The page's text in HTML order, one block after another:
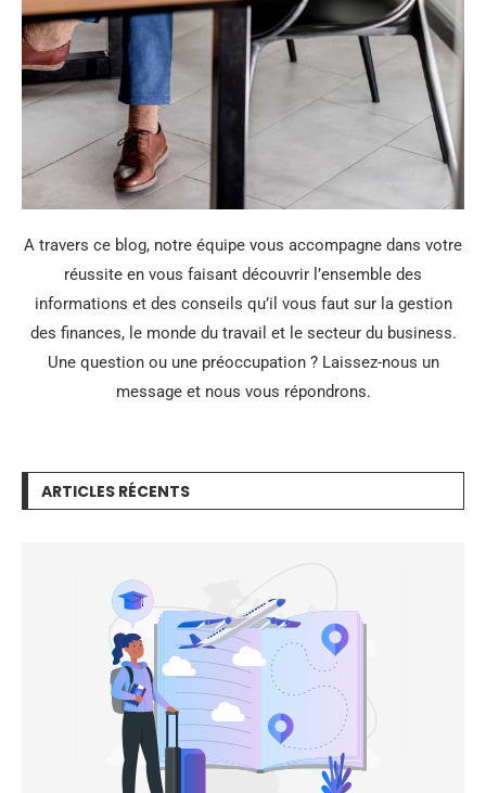
A travers ce blog, notre équipe vous accompagne dans votre
réussite en vous faisant découvrir l’ensemble des
informations et des conseils qu’il vous faut sur la gestion
des finances, le monde du travail et le secteur du business.
Une question ou une préoccupation ? Laissez-nous un
message et nous vous répondrons.
ARTICLES RÉCENTS